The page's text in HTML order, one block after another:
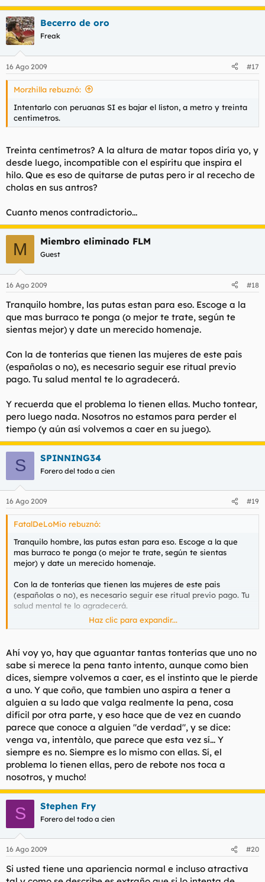
Becerro de oro
Freak
16 Ago 2009 #17
Morzhilla rebuznó:
Intentarlo con peruanas SI es bajar el liston, a metro y treinta
centimetros.
Treinta centímetros? A la altura de matar topos diría yo, y
desde luego, incompatible con el espíritu que inspira el
hilo. Que es eso de quitarse de putas pero ir al rececho de
cholas en sus antros?
Cuanto menos contradictorio...
M Miembro eliminado FLM
Guest
16 Ago 2009 #18
Tranquilo hombre, las putas estan para eso. Escoge a la
que mas burraco te ponga (o mejor te trate, según te
sientas mejor) y date un merecido homenaje.
Con la de tonterías que tienen las mujeres de este pais
(españolas o no), es necesario seguir ese ritual previo
pago. Tu salud mental te lo agradecerá.
Y recuerda que el problema lo tienen ellas. Mucho tontear,
pero luego nada. Nosotros no estamos para perder el
tiempo (y aún así volvemos a caer en su juego).
S SPINNING34
Forero del todo a cien
16 Ago 2009 #19
FatalDeLoMio rebuznó:
Tranquilo hombre, las putas estan para eso. Escoge a la que
mas burraco te ponga (o mejor te trate, según te sientas
mejor) y date un merecido homenaje.
Con la de tonterías que tienen las mujeres de este pais
(españolas o no), es necesario seguir ese ritual previo pago. Tu
salud mental te lo agradecerá.
Y recuerda que el problema lo tienen ellas. Mucho tontear, pero
así volvemos a caer en su juego).
Haz clic para expandir...
Ahí voy yo, hay que aguantar tantas tonterías que uno no
sabe si merece la pena tanto intento, aunque como bien
dices, siempre volvemos a caer, es el instinto que le pierde
a uno. Y que coño, que tambien uno aspira a tener a
alguien a su lado que valga realmente la pena, cosa
difícil por otra parte, y eso hace que de vez en cuando
parece que conoce a alguien "de verdad", y se dice:
venga va, intentàlo, que parece que esta vez sí... Y
siempre es no. Siempre es lo mismo con ellas. Sí, el
problema lo tienen ellas, pero de rebote nos toca a
nosotros, y mucho!
S Stephen Fry
Forero del todo a cien
16 Ago 2009 #20
Si usted tiene una apariencia normal e incluso atractiva